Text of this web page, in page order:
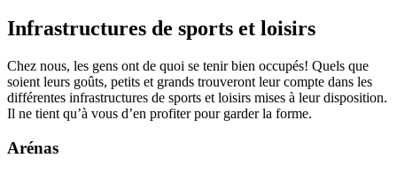
Infrastructures de sports et loisirs
Chez nous, les gens ont de quoi se tenir bien occupés! Quels que
soient leurs goûts, petits et grands trouveront leur compte dans les
différentes infrastructures de sports et loisirs mises à leur disposition.
Il ne tient qu’à vous d’en profiter pour garder la forme.
Arénas